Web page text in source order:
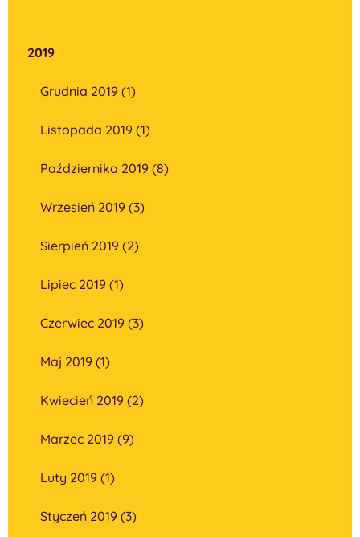
2019
Grudnia 2019 (1)
Listopada 2019 (1)
Października 2019 (8)
Wrzesień 2019 (3)
Sierpień 2019 (2)
Lipiec 2019 (1)
Czerwiec 2019 (3)
Maj 2019 (1)
Kwiecień 2019 (2)
Marzec 2019 (9)
Luty 2019 (1)
Styczeń 2019 (3)